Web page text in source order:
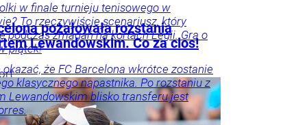
w finale turnieju tenisowego w
To rzeczywiście scenariusz, który
podczas zmagań na kortach Legii. Gra o
piątek!
pożałowała rozstania
Lewandowskim. Co za cios!
okazać, że FC Barcelona wkrótce zostanie
klasycznego napastnika. Po rozstaniu z
Lewandowskim blisko transferu jest